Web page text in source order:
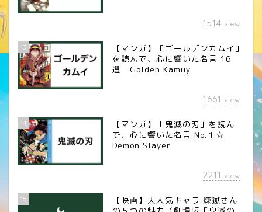
1514 view
13
【マンガ】「ゴールデンカムイ」
を読んで、心に響いた名言 16
選 Golden Kamuy
1661 view
14
【マンガ】「鬼滅の刃」を読ん
で、心に響いた名言 No.１☆
Demon Slayer
2211 view
15
【映画】大人気キャラ 煉󠄁獄さん